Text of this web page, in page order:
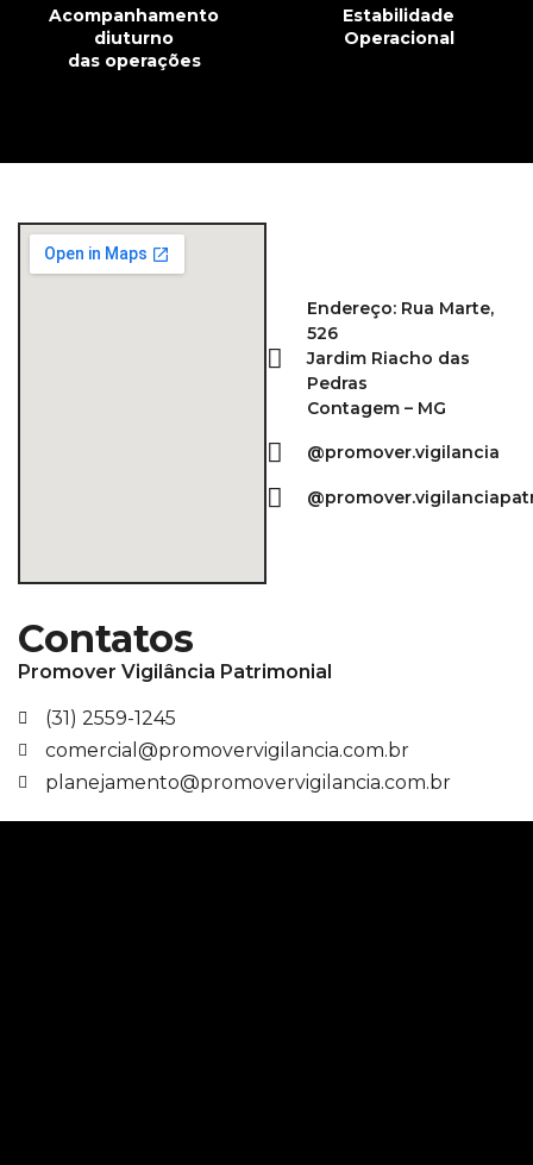
Acompanhamento
diuturno
das operações
Estabilidade
Operacional
Endereço: Rua Marte,
526
Jardim Riacho das
Pedras
Contagem – MG
@promover.vigilancia
Contatos
Promover Vigilância Patrimonial
(31) 2559-1245
comercial@promovervigilancia.com.br
planejamento@promovervigilancia.com.br